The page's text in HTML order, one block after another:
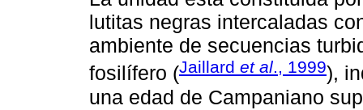
lutitas negras intercaladas
ambiente de secuencias
fosilífero (Jaillard et al., 1999),
una edad de Campaniano